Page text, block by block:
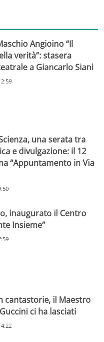
Angioino “Il
verità”: stasera
a Giancarlo Siani
una serata tra
e divulgazione: il 12
“Appuntamento in Via
inaugurato il Centro
Insieme”
cantastorie, il Maestro
ci ha lasciati